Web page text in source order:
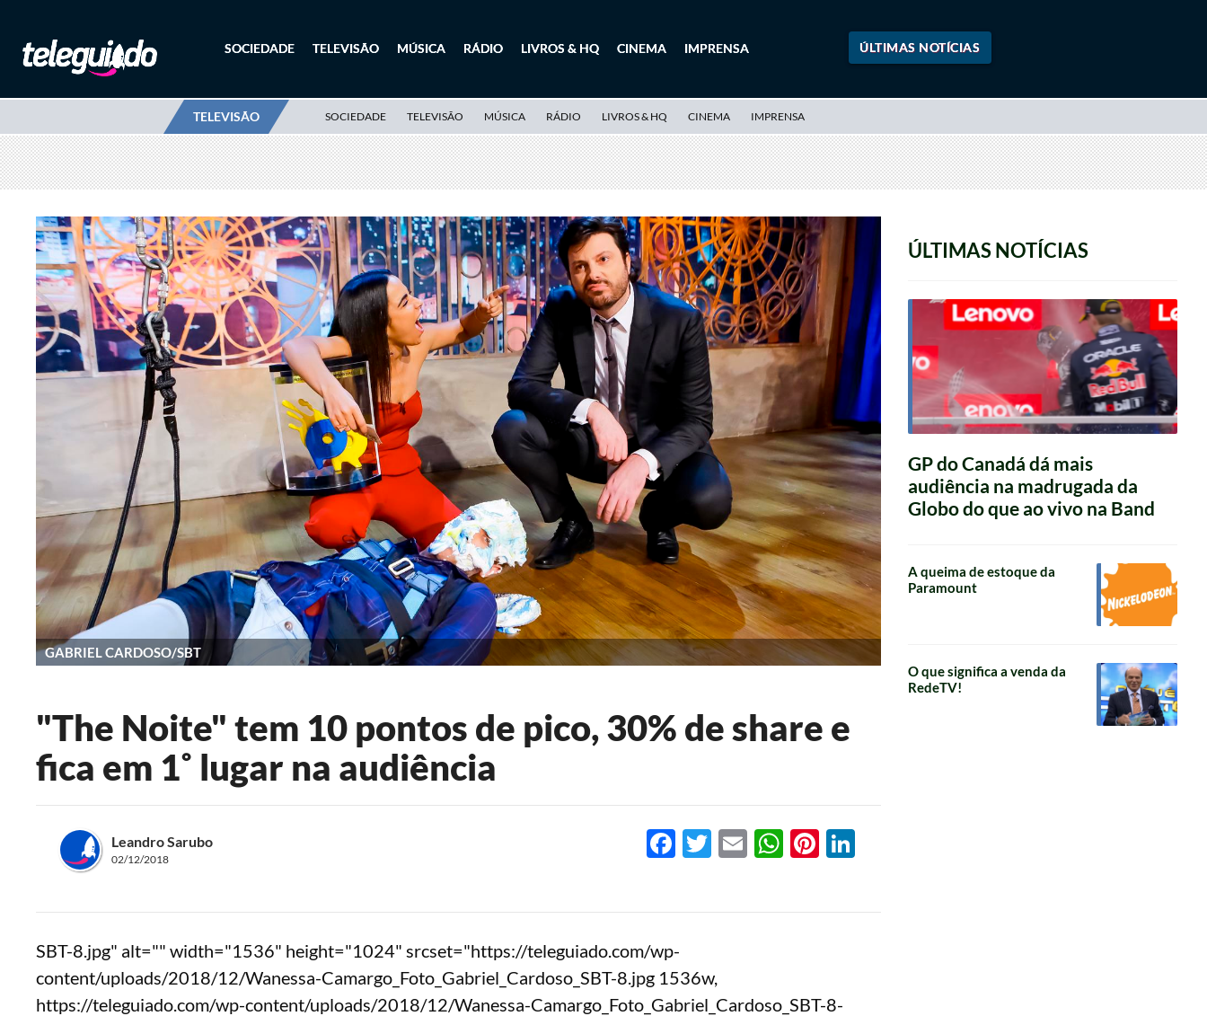
ÚLTIMAS NOTÍCIAS
SOCIEDADE TELEVISÃO MÚSICA RÁDIO LIVROS & HQ CINEMA IMPRENSA
TELEVISÃO SOCIEDADE TELEVISÃO MÚSICA RÁDIO LIVROS & HQ CINEMA IMPRENSA
GABRIEL CARDOSO/SBT
"The Noite" tem 10 pontos de pico, 30% de share e
fica em 1˚ lugar na audiência
Leandro Sarubo
02/12/2018 Facebook
Twitter
EmailWhatsApp
Pinterest
LinkedIn
SBT-8.jpg" alt="" width="1536" height="1024" srcset="https://teleguiado.com/wp-
content/uploads/2018/12/Wanessa-Camargo_Foto_Gabriel_Cardoso_SBT-8.jpg 1536w,
https://teleguiado.com/wp-content/uploads/2018/12/Wanessa-Camargo_Foto_Gabriel_Cardoso_SBT-8-
ÚLTIMAS NOTÍCIAS
GP do Canadá dá mais
audiência na madrugada da
Globo do que ao vivo na Band
A queima de estoque da
Paramount
O que significa a venda da
RedeTV!